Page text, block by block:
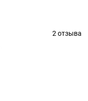
2 отзыва